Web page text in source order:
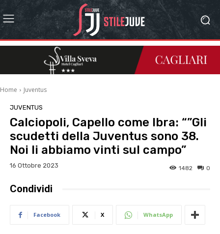
Home Juventus
JUVENTUS
Calciopoli, Capello come Ibra: “”Gli
scudetti della Juventus sono 38.
Noi li abbiamo vinti sul campo”
16 Ottobre 2023 0
1482
Condividi
Facebook X WhatsApp